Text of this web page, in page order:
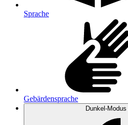
Sprache
Gebärdensprache
Dunkel-Modus